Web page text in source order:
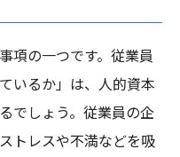
項の一つです。従業員
いるか」は、人的資本
でしょう。従業員の企
トレスや不満などを吸